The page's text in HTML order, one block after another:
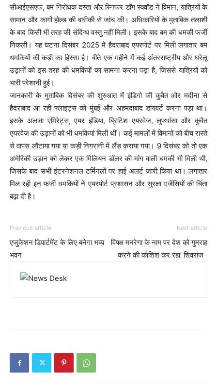
सीआईएसएफ, बम निरोधक दस्ता और स्निफर डॉग स्क्वॉड ने विमान, यात्रियों के
सामान और कार्गो होल्ड की बारीकी से जांच की। अधिकारियों के मुताबिक तलाशी
के बाद किसी भी तरह की संदिग्ध वस्तु नहीं मिली। इसके बाद बम की धमकी फर्जी
निकली। यह घटना दिसंबर 2025 में हैदराबाद एयरपोर्ट पर मिली लगातार बम
धमकियों की कड़ी का हिस्सा है। बीते एक महीने में कई अंतरराष्ट्रीय और घरेलू
उड़ानों को इस तरह की धमकियों का सामना करना पड़ा है, जिससे यात्रियों को
भारी परेशानी हुई।
जानकारी के मुताबिक दिसंबर की शुरुआत में इंडिगो की कुवैत और मदीना से
हैदराबाद आ रही फ्लाइट्स को मुंबई और अहमदाबाद डायवर्ट करना पड़ा था।
इसके अलावा एमिरेट्स, एयर इंडिया, ब्रिटिश एयरवेज, लुफ्थांसा और कुवैत
एयरवेज की उड़ानों को भी धमकियां मिली थीं। कई मामलों में विमानों को बीच रास्ते
से वापस लौटाया गया या कड़ी निगरानी में लैंड कराया गया। 9 दिसंबर को तो एक
अमेरिकी उड़ान को लेकर एक मिलियन डॉलर की मांग वाली धमकी भी मिली थी,
जिसके बाद सभी इंटरनेशनल टर्मिनलों पर हाई अलर्ट जारी किया था। लगातार
मिल रही इन फर्जी धमकियों ने एयरपोर्ट प्रशासन और सुरक्षा एजेंसियों की चिंता
बढ़ा दी है।
Previous article
एजुकेशन डिपार्टमेंट के लिए बनेगा भव्य
भवन
Next article
विपक्ष मनरेगा के नाम पर देश को गुमराह
करने की कोशिश कर रहा: शिवराज